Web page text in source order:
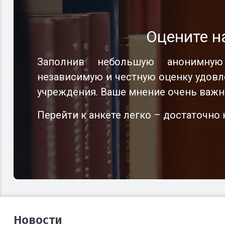
Оцените
Заполнив небольшую
независимую и честную оценку
учреждения. Ваше мнение очень
Перейти к анкете легко –
Оцените
Заполнив небольшую
независимую и честную оценку
учреждения. Ваше мнение очень
Перейти к анкете легко –
Оцените
Заполнив небольшую
независимую и честную оценку
учреждения. Ваше мнение очень
Перейти к анкете легко –
Новости